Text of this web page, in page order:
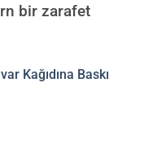
bir zarafet